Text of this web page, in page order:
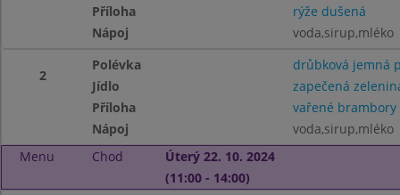
Příloha
rýže dušená
Nápoj
voda,sirup,mléko
2
Polévka
drůbková jemná
Jídlo
zapečená
Příloha
vařené brambory
Nápoj
voda,sirup,mléko
Menu
Chod
Úterý 22. 10. 2024
(11:00 - 14:00)